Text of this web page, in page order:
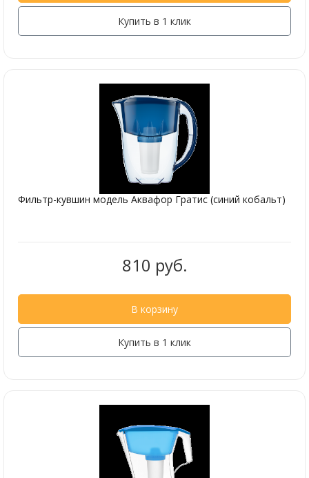
Купить в 1 клик
Фильтр-кувшин модель Аквафор Гратис (синий кобальт)
810 руб.
В корзину
Купить в 1 клик